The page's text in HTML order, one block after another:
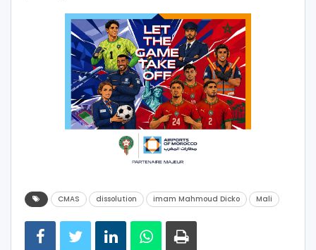
CMAS dissolution imam Mahmoud Dicko Mali